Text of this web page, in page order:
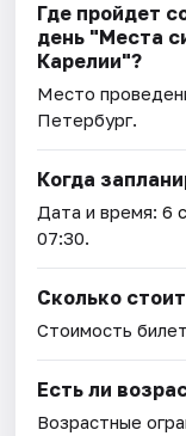
Где пройдет
день "Места
Карелии"?
Место
Петербург.
Когда
Дата и время:6
07:30.
Сколько
Стоимость
Есть ли
Возрастные